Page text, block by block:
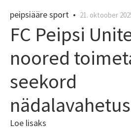
peipsiääre sport • 21. oktoober
FC Peipsi
noored
seekord
Loe lisaks